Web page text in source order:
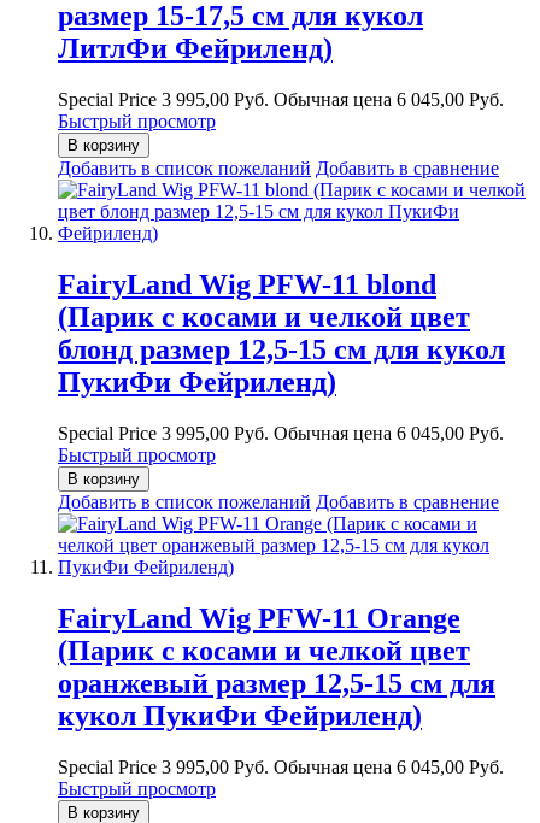
размер 15-17,5 см для кукол
ЛитлФи Фейриленд)
Special Price 3 995,00 Руб. Обычная цена 6 045,00 Руб.
Быстрый просмотр
В корзину
Добавить в список пожеланий Добавить в сравнение
FairyLand Wig PFW-11 blond
(Парик с косами и челкой цвет
блонд размер 12,5-15 см для кукол
ПукиФи Фейриленд)
Special Price 3 995,00 Руб. Обычная цена 6 045,00 Руб.
Быстрый просмотр
В корзину
Добавить в список пожеланий Добавить в сравнение
FairyLand Wig PFW-11 Orange
(Парик с косами и челкой цвет
оранжевый размер 12,5-15 см для
кукол ПукиФи Фейриленд)
Special Price 3 995,00 Руб. Обычная цена 6 045,00 Руб.
Быстрый просмотр
В корзину